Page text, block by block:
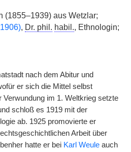
(1855–1939) aus Wetzlar;
1906), Dr. phil. habil., Ethnologin;
nach dem Abitur und
er sich die Mittel selbst
Verwundung im 1. Weltkrieg setzte
schloß es 1919 mit der
ab. 1925 promovierte er
Arbeit über
hatte er bei Karl Weule auch